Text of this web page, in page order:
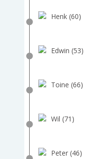
Henk (60)
Edwin (53)
Toine (66)
Wil (71)
Peter (46)